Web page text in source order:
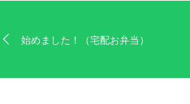
始めました！（宅配お弁当）